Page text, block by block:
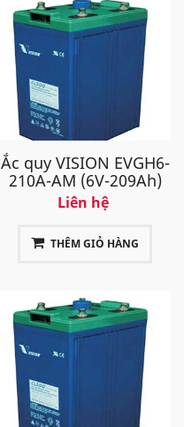
Ắc quy VISION EVGH6-
210A-AM (6V-209Ah)
Liên hệ
THÊM GIỎ HÀNG